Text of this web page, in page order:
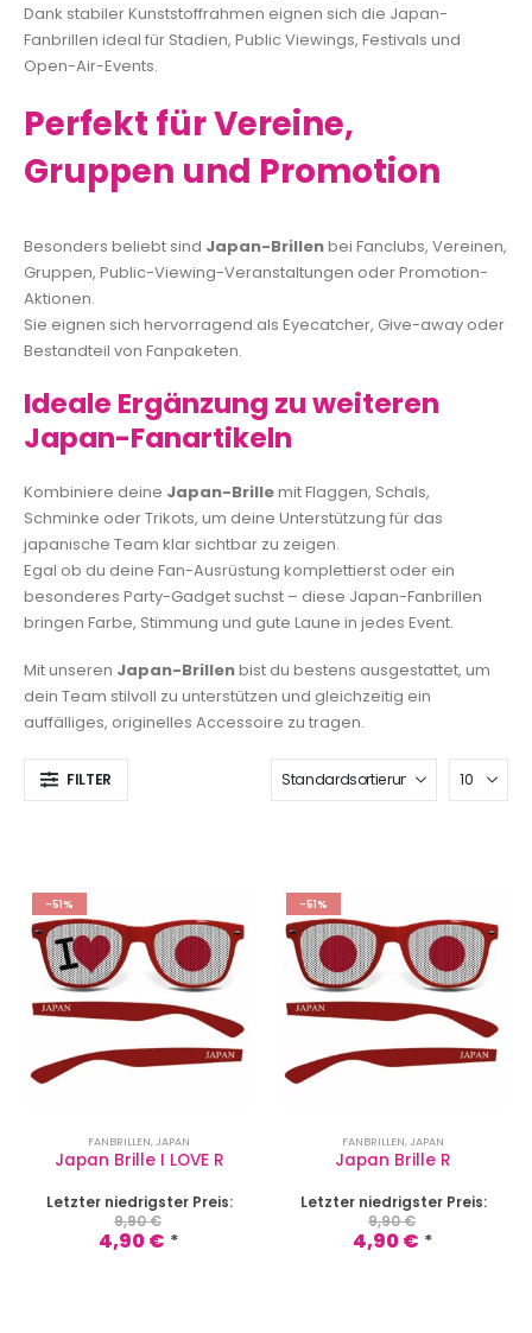
Dank stabiler Kunststoffrahmen eignen sich die Japan-
Fanbrillen ideal für Stadien, Public Viewings, Festivals und
Open-Air-Events.
Perfekt für Vereine,
Gruppen und Promotion
Besonders beliebt sind Japan-Brillenbei Fanclubs, Vereinen,
Gruppen, Public-Viewing-Veranstaltungen oder Promotion-
Aktionen.
Sie eignen sich hervorragend als Eyecatcher, Give-away oder
Bestandteil von Fanpaketen.
Ideale Ergänzung zu weiteren
Japan-Fanartikeln
Kombiniere deine Japan-Brillemit Flaggen, Schals,
Schminke oder Trikots, um deine Unterstützung für das
japanische Team klar sichtbar zu zeigen.
Egal ob du deine Fan-Ausrüstung komplettierst oder ein
besonderes Party-Gadget suchst – diese Japan-Fanbrillen
bringen Farbe, Stimmung und gute Laune in jedes Event.
Mit unseren Japan-Brillenbist du bestens ausgestattet, um
dein Team stilvoll zu unterstützen und gleichzeitig ein
auffälliges, originelles Accessoire zu tragen.
FILTER
-51%
FANBRILLEN,JAPAN
Japan Brille I LOVE R
Letzter niedrigster Preis:
9,90€
4,90€ *
-51%
FANBRILLEN,JAPAN
Japan Brille R
Letzter niedrigster Preis:
9,90€
4,90€ *